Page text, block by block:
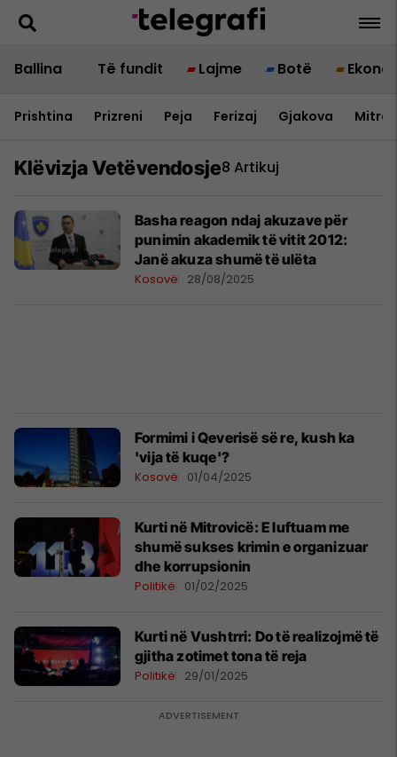
Ballina Të fundit Lajme Botë
Prishtina Prizreni Peja Ferizaj Gjakova
Klëvizja Vetëvendosje8 Artikuj
Basha reagon ndaj akuzave për
punimin akademik të vitit 2012:
Janë akuza shumë të ulëta
Kosovë 28/08/2025
Formimi i Qeverisë së re, kush ka
'vija të kuqe'?
Kosovë 01/04/2025
Kurti në Mitrovicë: E luftuam me
shumë sukses krimin e organizuar
dhe korrupsionin
Politikë 01/02/2025
Kurti në Vushtrri: Do të realizojmë të
gjitha zotimet tona të reja
Politikë 29/01/2025